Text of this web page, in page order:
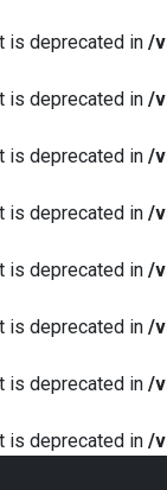
is deprecated in /
is deprecated in /
is deprecated in /
is deprecated in /
is deprecated in /
is deprecated in /
is deprecated in /
is deprecated in /